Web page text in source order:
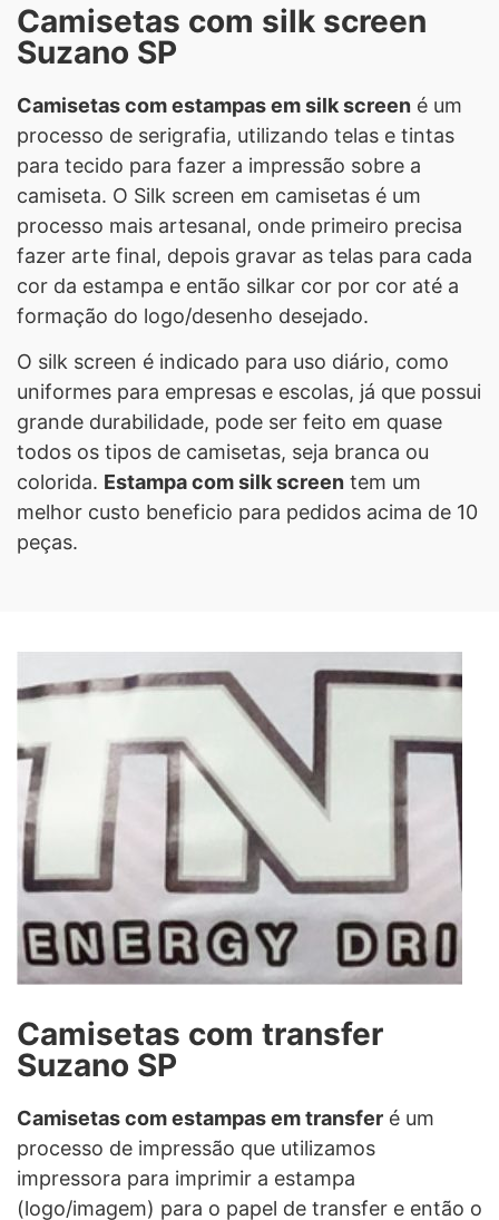
Camisetas com silk screen
Suzano SP
Camisetas com estampas em silk screen é um
processo de serigrafia, utilizando telas e tintas
para tecido para fazer a impressão sobre a
camiseta. O Silk screen em camisetas é um
processo mais artesanal, onde primeiro precisa
fazer arte final, depois gravar as telas para cada
cor da estampa e então silkar cor por cor até a
formação do logo/desenho desejado.
O silk screen é indicado para uso diário, como
uniformes para empresas e escolas, já que possui
grande durabilidade, pode ser feito em quase
todos os tipos de camisetas, seja branca ou
colorida. Estampa com silk screen tem um
melhor custo beneficio para pedidos acima de 10
peças.
Camisetas com transfer
Suzano SP
Camisetas com estampas em transfer é um
processo de impressão que utilizamos
impressora para imprimir a estampa
(logo/imagem) para o papel de transfer e então o